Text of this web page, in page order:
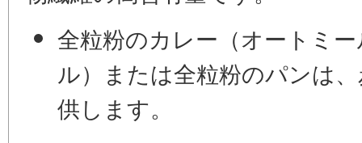
全粒粉のカレー （オートミ
ル）または全粒粉のパンは
供します。